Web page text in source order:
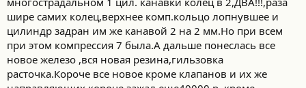
шире самих колец,верхнее комп.кольцо лопнувшее и
цилиндр задран им же канавой 2 на 2 мм.Но при всем
при этом компрессия 7 была.А дальше понеслась все
новое железо ,вся новая резина,гильзовка
расточка.Короче все новое кроме клапанов и их же